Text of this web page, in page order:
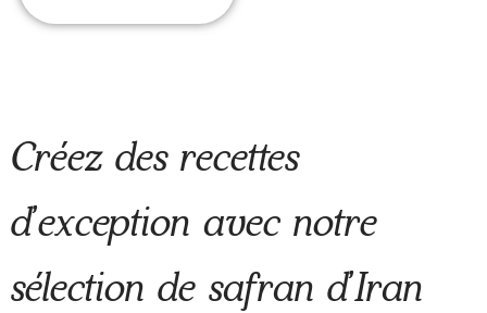
Créez des recettes
d’exception avec notre
sélection de safran d’Iran